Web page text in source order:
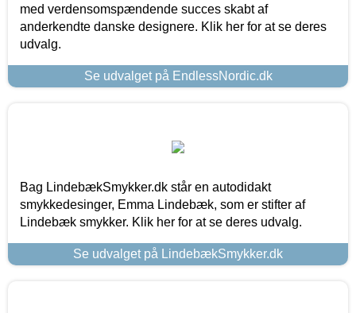
med verdensomspændende succes skabt af
anderkendte danske designere. Klik her for at se deres
udvalg.
Se udvalget på EndlessNordic.dk
Bag LindebækSmykker.dk står en autodidakt
smykkedesinger, Emma Lindebæk, som er stifter af
Lindebæk smykker. Klik her for at se deres udvalg.
Se udvalget på LindebækSmykker.dk